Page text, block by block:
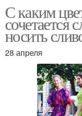
С каким
сочетается
носить
28 апреля